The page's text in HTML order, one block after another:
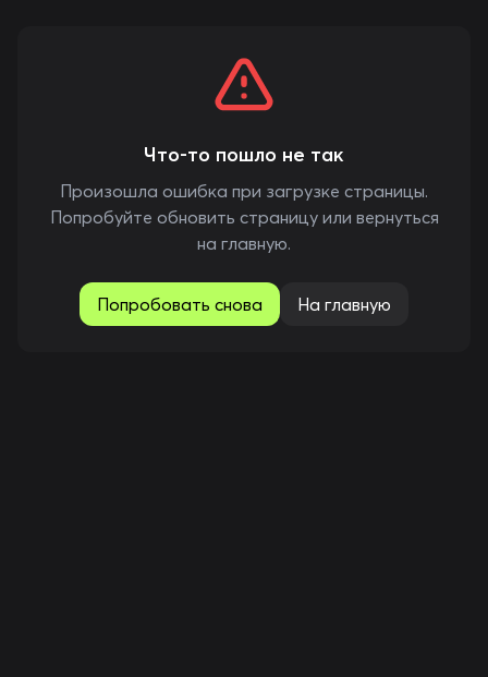
Что-то пошло не так
Произошла ошибка при загрузке страницы.
Попробуйте обновить страницу или вернуться
на главную.
Попробовать снова На главную